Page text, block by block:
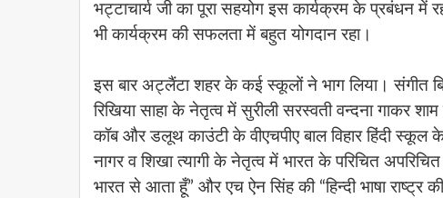
भट्टाचार्य जी का पूरा सहयोग इस कार्यक्रम के प्रबंधन में
भी कार्यक्रम की सफलता में बहुत योगदान रहा।
इस बार अट्लैंटा शहर के कई स्कूलों ने भाग लिया। संगीत
रिखिया साहा के नेतृत्व में सुरीली सरस्वती वन्दना गाकर शाम
कॉब और डलूथ काउंटी के वीएचपीए बाल विहार हिंदी स्कूल
नागर व शिखा त्यागी के नेतृत्व में भारत के परिचित
भारत से आता हूँ” और एच ऐन सिंह की “हिन्दी भाषा राष्ट्र